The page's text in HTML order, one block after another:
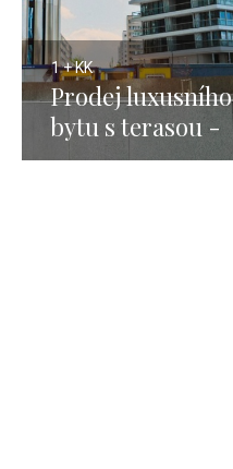
1 + KK
Prodej luxusního
bytu s terasou -
Praha 4 - 55m